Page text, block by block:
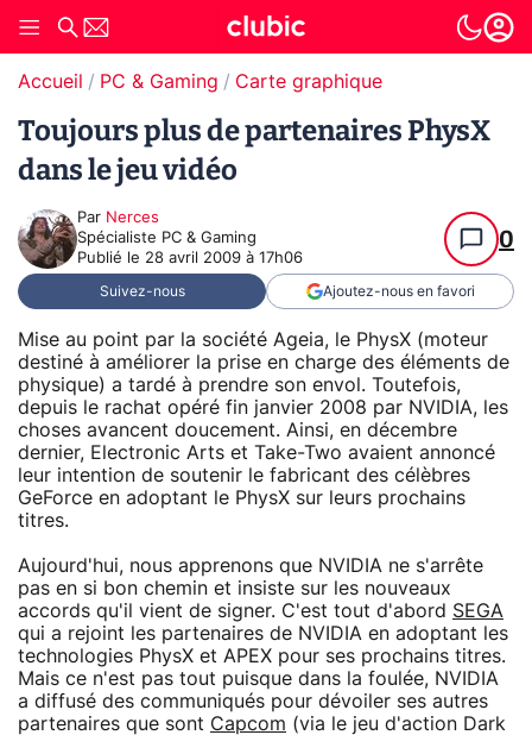
Accueil PC & Gaming Carte graphique
Toujours plus de partenaires PhysX
dans le jeu vidéo
Par Nerces
Spécialiste PC & Gaming
Publié le 28 avril 2009 à 17h06
0
Suivez-nous Ajoutez-nous en favori
Mise au point par la société Ageia, le PhysX (moteur
destiné à améliorer la prise en charge des éléments de
physique) a tardé à prendre son envol. Toutefois,
depuis le rachat opéré fin janvier 2008 par NVIDIA, les
choses avancent doucement. Ainsi, en décembre
dernier, Electronic Arts et Take-Two avaient annoncé
leur intention de soutenir le fabricant des célèbres
GeForce en adoptant le PhysX sur leurs prochains
titres.
Aujourd'hui, nous apprenons que NVIDIA ne s'arrête
pas en si bon chemin et insiste sur les nouveaux
accords qu'il vient de signer. C'est tout d'abord SEGA
qui a rejoint les partenaires de NVIDIA en adoptant les
technologies PhysX et APEX pour ses prochains titres.
Mais ce n'est pas tout puisque dans la foulée, NVIDIA
a diffusé des communiqués pour dévoiler ses autres
partenaires que sont Capcom (via le jeu d'action Dark